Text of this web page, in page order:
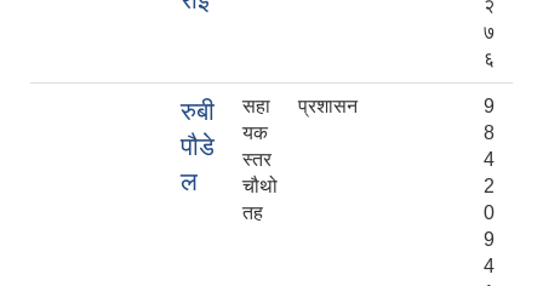
२
७
६
रुबी
पौडे
ल
सहा
यक
स्तर
चौथो
तह
प्रशासन
9
8
4
2
0
9
4